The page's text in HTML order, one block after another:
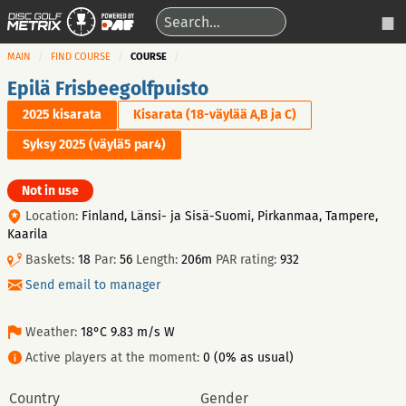
MAIN FIND COURSE COURSE
Epilä Frisbeegolfpuisto
2025 kisarata
Kisarata (18-väylää A,B ja C)
Syksy 2025 (väylä5 par4)
Not in use
Location: Finland, Länsi- ja Sisä-Suomi, Pirkanmaa, Tampere,
Kaarila
Baskets: 18 Par: 56 Length: 206m PAR rating: 932
Send email to manager
Weather: 18°C 9.83 m/s W
Active players at the moment: 0 (0% as usual)
Country Gender